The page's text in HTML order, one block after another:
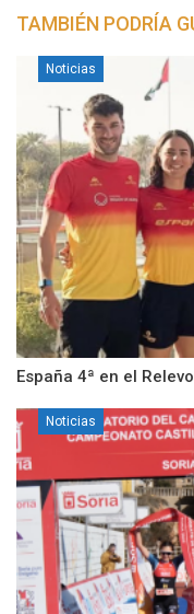
TAMBIÉN PODRÍA
Noticias
España 4ª en el
Noticias